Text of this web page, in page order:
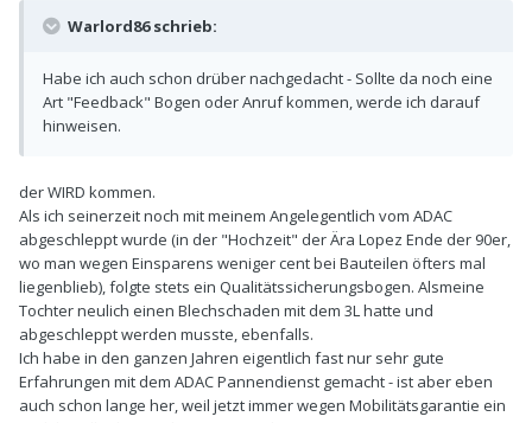
Warlord86 schrieb:
Habe ich auch schon drüber nachgedacht - Sollte da noch eine
Art "Feedback" Bogen oder Anruf kommen, werde ich darauf
hinweisen.
der WIRD kommen.
Als ich seinerzeit noch mit meinem Angelegentlich vom ADAC
abgeschleppt wurde (in der "Hochzeit" der Ära Lopez Ende der 90er,
wo man wegen Einsparens weniger cent bei Bauteilen öfters mal
liegenblieb), folgte stets ein Qualitätssicherungsbogen. Alsmeine
Tochter neulich einen Blechschaden mit dem 3L hatte und
abgeschleppt werden musste, ebenfalls.
Ich habe in den ganzen Jahren eigentlich fast nur sehr gute
Erfahrungen mit dem ADAC Pannendienst gemacht - ist aber eben
auch schon lange her, weil jetzt immer wegen Mobilitätsgarantie ein